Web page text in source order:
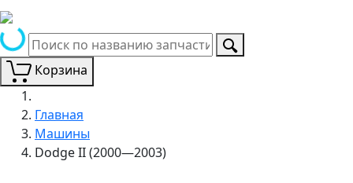
Корзина
Главная
Машины
Dodge II (2000—2003)